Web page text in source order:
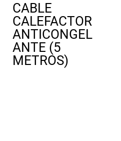
CABLE
CALEFACTOR
ANTICONGEL
ANTE (5
METROS)